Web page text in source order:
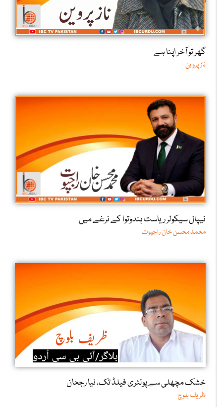
گھر تو آخر اپنا ہے
ناز پروین
نیپال سیکولر ریاست ہندوتوا کے نرغے میں
محمد محسن خان راجپوت
خشک مچھلی سے پولٹری فیلڈ تک، نیا رجحان
ظریف بلوچ